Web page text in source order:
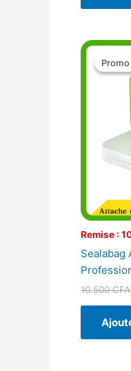
Promo
Remise :
Promo
Sealabag
10.500CFA